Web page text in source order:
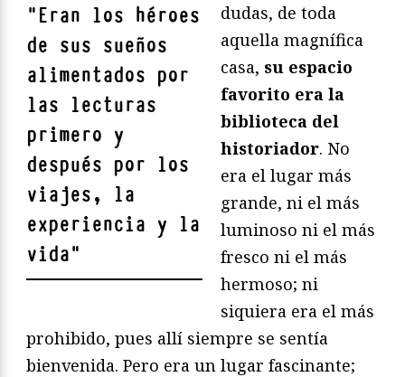
"Eran los héroes
de sus sueños
alimentados por
las lecturas
primero y
después por los
viajes, la
experiencia y la
vida"
dudas, de toda
aquella magnífica
casa, su espacio
favorito era la
biblioteca del
historiador. No
era el lugar más
grande, ni el más
luminoso ni el más
fresco ni el más
hermoso; ni
siquiera era el más
prohibido, pues allí siempre se sentía
bienvenida. Pero era un lugar fascinante;